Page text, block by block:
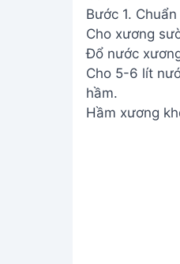
Bước 1.
Cho xương
Đổ nước
Cho 5-6 lít
hầm.
Hầm xương